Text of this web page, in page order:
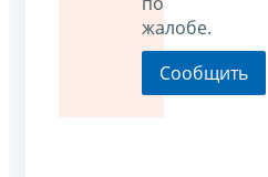
жалобе.